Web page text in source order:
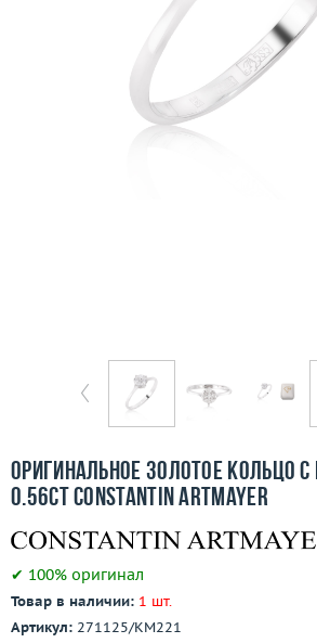
Бесплатная доставка
Покупка и оплата
Оригинальное золотое кольцо
0.56ct Constantin Artmayer
✔ 100% оригинал
Товар в наличии: 1 шт.
Артикул: 271125/КМ221